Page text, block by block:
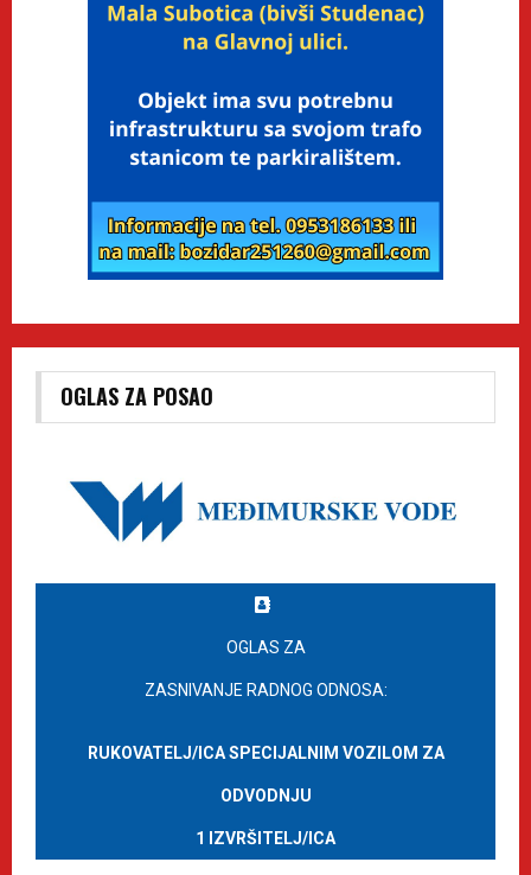
OGLAS ZA POSAO
OGLAS ZA
ZASNIVANJE RADNOG ODNOSA:
RUKOVATELJ/ICA SPECIJALNIM VOZILOM ZA
ODVODNJU
1 IZVRŠITELJ/ICA